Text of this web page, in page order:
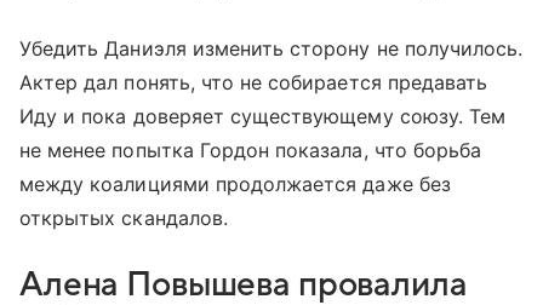
Убедить Даниэля изменить сторону не получилось.
Актер дал понять, что не собирается предавать
Иду и пока доверяет существующему союзу. Тем
не менее попытка Гордон показала, что борьба
между коалициями продолжается даже без
открытых скандалов.
Алена Повышева провалила